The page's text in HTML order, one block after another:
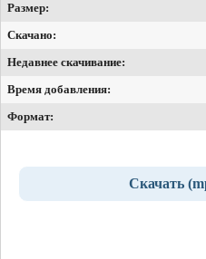
Размер:
Скачано:
Недавнее скачивание:
Время добавления:
Формат:
Скачать